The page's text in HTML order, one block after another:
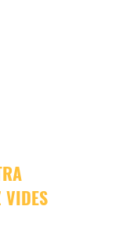
VIDES